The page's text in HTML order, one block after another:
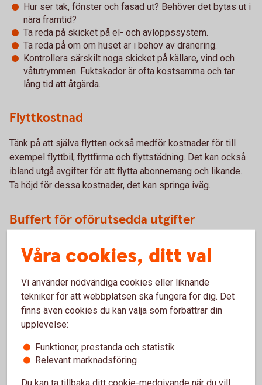
Hur ser tak, fönster och fasad ut? Behöver det bytas ut i
nära framtid?
Ta reda på skicket på el- och avloppssystem.
Ta reda på om om huset är i behov av dränering.
Kontrollera särskilt noga skicket på källare, vind och
våtutrymmen. Fuktskador är ofta kostsamma och tar
lång tid att åtgärda.
Flyttkostnad
Tänk på att själva flytten också medför kostnader för till
exempel flyttbil, flyttfirma och flyttstädning. Det kan också
ibland utgå avgifter för att flytta abonnemang och likande.
Ta höjd för dessa kostnader, det kan springa iväg.
Buffert för oförutsedda utgifter
Det är svårt att tänka på allt när man köper ett hus. Därför
kan det vara bra att även ha en buffert för oförutsedda
Boka en värdering!
Våra cookies, ditt val
Vi använder nödvändiga cookies eller liknande
tekniker för att webbplatsen ska fungera för dig. Det
finns även cookies du kan välja som förbättrar din
upplevelse:
Funktioner, prestanda och statistik
Relevant marknadsföring
Du kan ta tillbaka ditt cookie-medgivande när du vill,